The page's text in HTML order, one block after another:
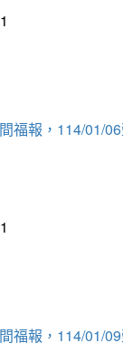
福報，114/01/
福報，114/01/